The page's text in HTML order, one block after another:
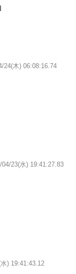
24(木) 06:08:16.74
04/23(水) 19:41:27.83
) 19:41:43.12